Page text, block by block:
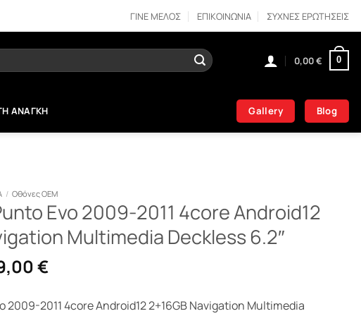
ΓΙΝΕ ΜΕΛΟΣ ΕΠΙΚΟΙΝΩΝΙΑ ΣΥΧΝΕΣ ΕΡΩΤΗΣΕΙΣ
0,00€ 0
ΑΝΑΓΚΗ Gallery Blog
/ Οθόνες OEM
Evo 2009-2011 4core Android12
Multimedia Deckless 6.2″
€Η
τιμή
2009-2011 4core Android12 2+16GB Navigation Multimedia